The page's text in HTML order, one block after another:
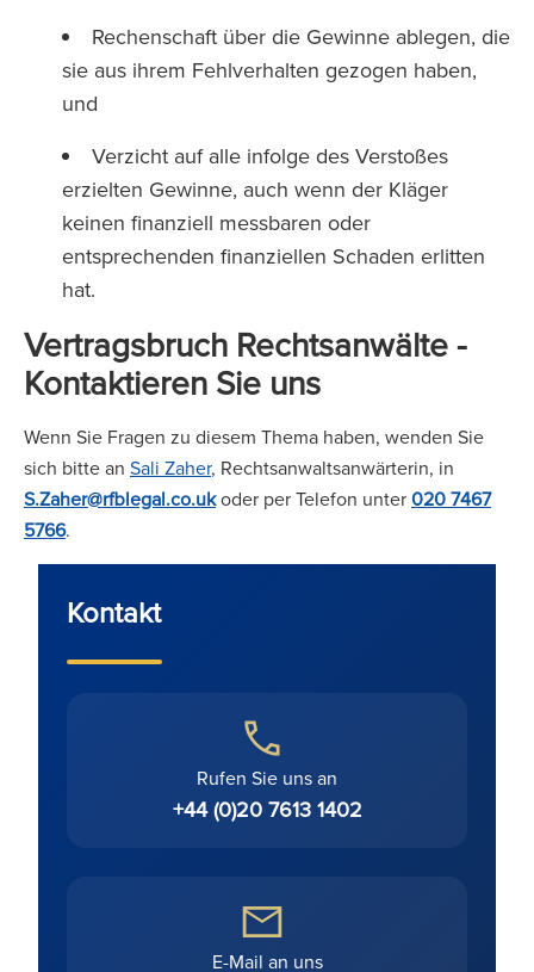
Rechenschaft über die Gewinne ablegen, die
sie aus ihrem Fehlverhalten gezogen haben,
und
Verzicht auf alle infolge des Verstoßes
erzielten Gewinne, auch wenn der Kläger
keinen finanziell messbaren oder
entsprechenden finanziellen Schaden erlitten
hat.
Vertragsbruch Rechtsanwälte -
Kontaktieren Sie uns
Wenn Sie Fragen zu diesem Thema haben, wenden Sie
sich bitte an Sali Zaher, Rechtsanwaltsanwärterin, in
S.Zaher@rfblegal.co.ukoder per Telefon unter020 7467
5766.
Kontakt
Rufen Sie uns an
+44 (0)20 7613 1402
E-Mail an uns